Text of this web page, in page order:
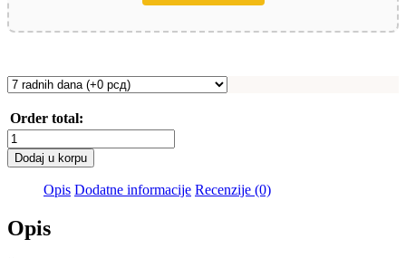
Order total:
Štampa
na
majicama
količina
Dodaj u korpu
Opis Dodatne informacije Recenzije (0)
Opis